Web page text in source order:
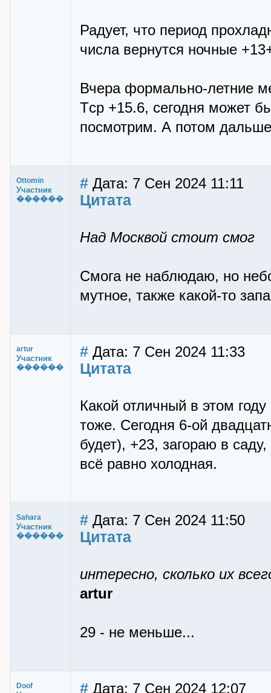
Радует, что период
числа вернутся ночные
Вчера формально-летние
Tср +15.6, сегодня может
посмотрим. А потом
Ottomin
Участник
������
# Дата: 7 Сен 2024 11:11
Цитата
Над Москвой стоит смог
Смога не наблюдаю, но
мутное, также какой-то
artur
Участник
������
# Дата: 7 Сен 2024 11:33
Цитата
Какой отличный в этом
тоже. Сегодня 6-ой
будет), +23, загораю в
всё равно холодная.
Sahara
Участник
������
# Дата: 7 Сен 2024 11:50
Цитата
интересно, сколько их
artur
29 - не меньше...
Doof # Дата: 7 Сен 2024 12:07